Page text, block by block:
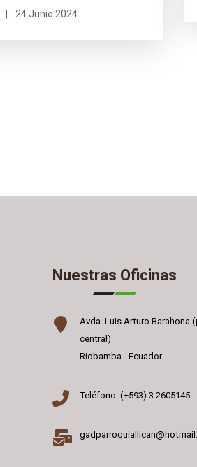
24 Junio 2024
Nuestras Oficinas
Avda. Luis Arturo Barahona
central)
Riobamba - Ecuador
Teléfono: (+593) 3 2605145